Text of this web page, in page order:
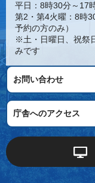
平日：8時30分～17
第2・第4火曜：8時
予約の方のみ）
※土・日曜日、祝祭
みです
お問い合わせ
庁舎へのアクセス